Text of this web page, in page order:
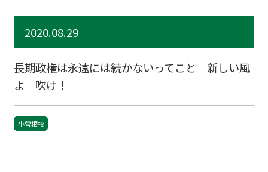
2020.08.29
長期政権は永遠には続かないってこと 新しい風
よ 吹け！
小曽根校